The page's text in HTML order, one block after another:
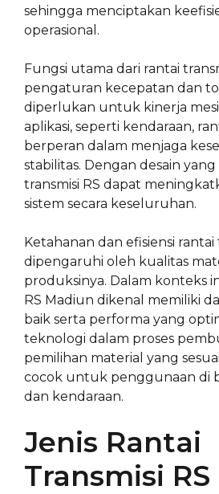
sehingga menciptakan
operasional.
Fungsi utama dari rantai
pengaturan kecepatan dan
diperlukan untuk kinerja
aplikasi, seperti kendaraan,
berperan dalam menjaga
stabilitas. Dengan desain
transmisi RS dapat
sistem secara keseluruhan.
Ketahanan dan efisiensi rantai
dipengaruhi oleh kualitas
produksinya. Dalam konteks
RS Madiun dikenal memiliki
baik serta performa yang
teknologi dalam proses
pemilihan material yang
cocok untuk penggunaan di
dan kendaraan.
Jenis Rantai
Transmisi RS